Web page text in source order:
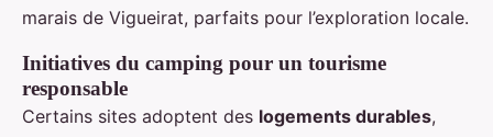
marais de Vigueirat, parfaits pour l’exploration locale.
Initiatives du camping pour un tourisme
responsable
Certains sites adoptent des logements durables,